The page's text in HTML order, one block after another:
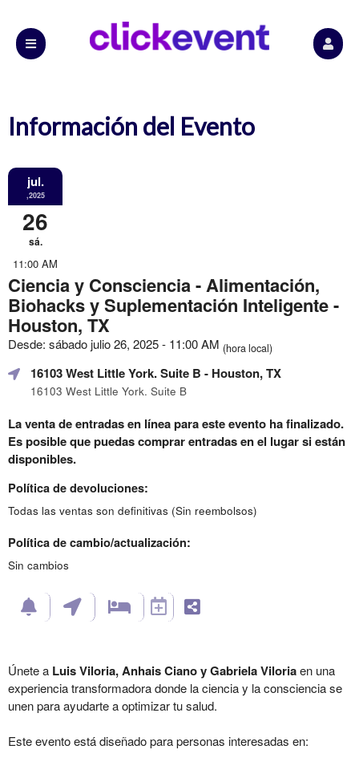
Información del Evento
jul.
,2025
26
sá.
11:00 AM
Ciencia y Consciencia - Alimentación,
Biohacks y Suplementación Inteligente -
Houston, TX
Desde: sábado julio 26, 2025 - 11:00 AM (hora local)
16103 West Little York. Suite B - Houston, TX
16103 West Little York. Suite B
La venta de entradas en línea para este evento ha finalizado.
Es posible que puedas comprar entradas en el lugar si están
disponibles.
Política de devoluciones:
Todas las ventas son definitivas (Sin reembolsos)
Política de cambio/actualización:
Sin cambios
Únete a Luis Viloria, Anhais Ciano y Gabriela Viloriaen una
experiencia transformadora donde la ciencia y la consciencia se
unen para ayudarte a optimizar tu salud.
Este evento está diseñado para personas interesadas en: